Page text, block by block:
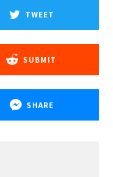
TWEET
SUBMIT
SHARE